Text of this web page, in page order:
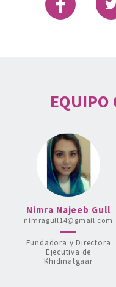
EQUIPO
Nimra Najeeb Gull
nimragull14@gmail.com
Fundadora y Directora
Ejecutiva de
Khidmatgaar